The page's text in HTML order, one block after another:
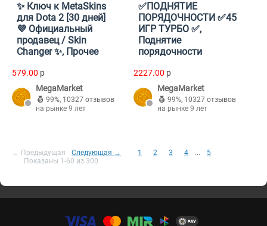
✨ Ключ к MetaSkins
для Dota 2 [30 дней]
💜 Официальный
продавец / Skin
Changer ✨, Прочее
579.00 p
MegaMarket
99%, 10327 отзывов
на рынке 9 лет
✅ПОДНЯТИЕ
ПОРЯДОЧНОСТИ ✅45
ИГР ТУРБО ✅,
Поднятие
порядочности
2227.00 p
MegaMarket
99%, 10327 отзывов
на рынке 9 лет
← Предыдущая Следующая → 1 2 3 4 ...
5
Показаны 1-60 из 300